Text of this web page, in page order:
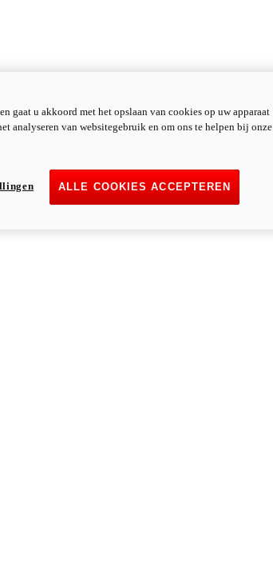
gaat u akkoord met het opslaan van cookies op uw apparaat
analyseren van websitegebruik en om ons te helpen bij onze
ALLE COOKIES ACCEPTEREN